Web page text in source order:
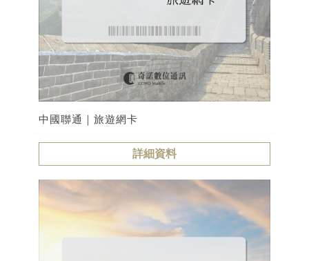
中國聯通｜旅遊網卡
詳細資料